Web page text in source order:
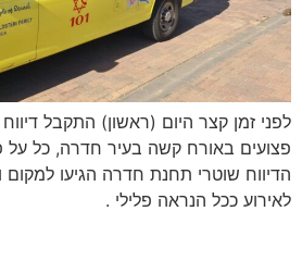
לפני זמן קצר היום (ראשון) התקבל
פצועים באורח קשה בעיר חדרה, כל
הדיווח שוטרי תחנת חדרה הגיעו
לאירוע ככל הנראה פלילי .